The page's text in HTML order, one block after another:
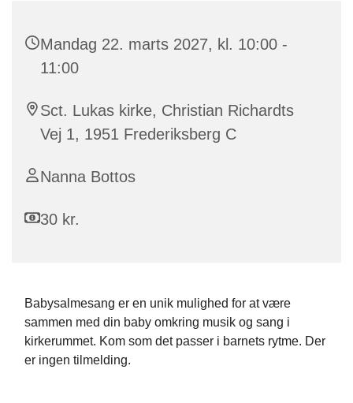
Mandag 22. marts 2027, kl. 10:00 -
11:00
Sct. Lukas kirke, Christian Richardts
Vej 1, 1951 Frederiksberg C
Nanna Bottos
30 kr.
Babysalmesang er en unik mulighed for at være
sammen med din baby omkring musik og sang i
kirkerummet. Kom som det passer i barnets rytme. Der
er ingen tilmelding.